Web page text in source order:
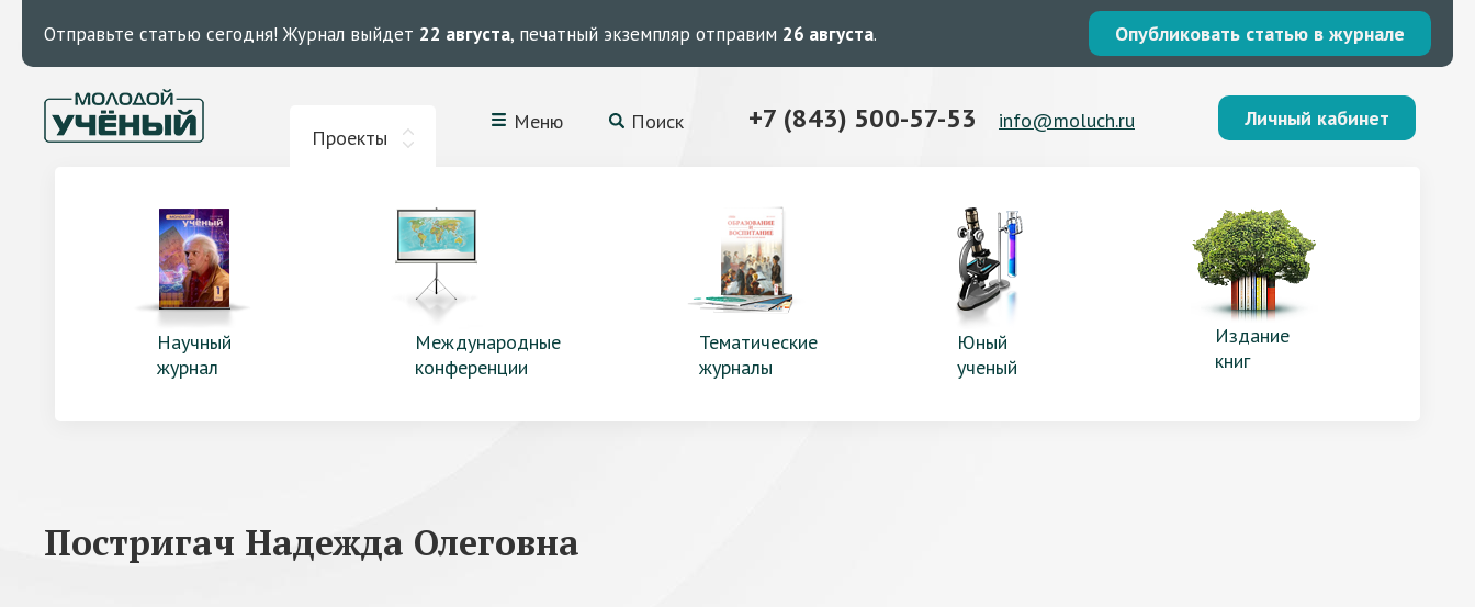
Отправьте статью сегодня! Журнал выйдет 22 августа, печатный экземпляр отправим 26 августа. Опубликовать статью в журнале
Проекты
Меню Поиск +7 (843) 500-57-53 info@moluch.ru Личный кабинет
Научный
журнал
Международные
конференции
Тематические
журналы
Юный
ученый
Издание
книг
Постригач Надежда Олеговна